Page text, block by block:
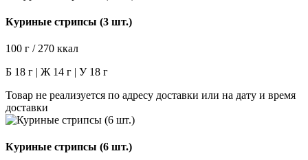
Куриные стрипсы (3 шт.)
100 г / 270 ккал
Б 18 г | Ж 14 г | У 18 г
Товар не реализуется по адресу доставки или на дату и время
доставки
Куриные стрипсы (6 шт.)